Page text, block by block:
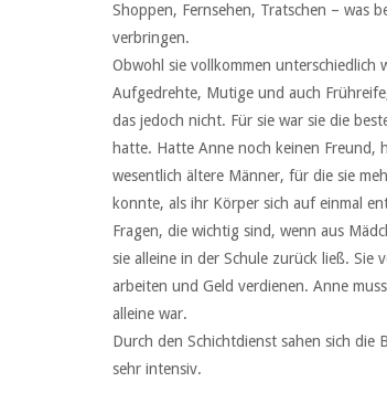
Shoppen, Fernsehen, Tratschen – was
verbringen.
Obwohl sie vollkommen unterschiedlich
Aufgedrehte, Mutige und auch
das jedoch nicht. Für sie war sie die
hatte. Hatte Anne noch keinen Freund,
wesentlich ältere Männer, für die sie
konnte, als ihr Körper sich auf einmal
Fragen, die wichtig sind, wenn aus
sie alleine in der Schule zurück ließ.
arbeiten und Geld verdienen. Anne
alleine war.
Durch den Schichtdienst sahen sich die
sehr intensiv.